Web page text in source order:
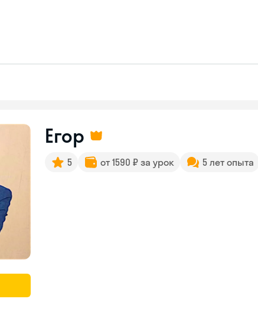
Егор
5 от 1590 ₽ за урок 5 лет опыта